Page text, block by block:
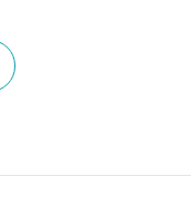
e
n
k